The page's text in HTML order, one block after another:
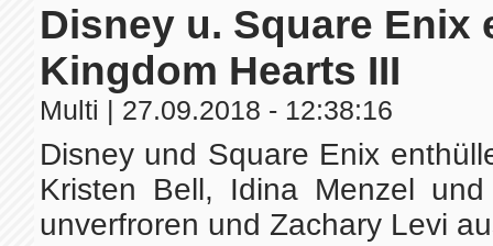
Disney u. Square
Kingdom Hearts III
Multi | 27.09.2018 - 12:38:16
Disney und Square Enix
Kristen Bell, Idina Menzel
unverfroren und Zachary Levi